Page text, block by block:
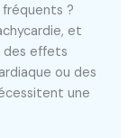
?
et
des effets
ou des
une